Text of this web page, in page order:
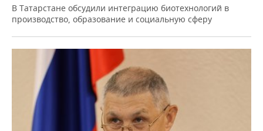
В Татарстане обсудили интеграцию биотехнологий в
производство, образование и социальную сферу